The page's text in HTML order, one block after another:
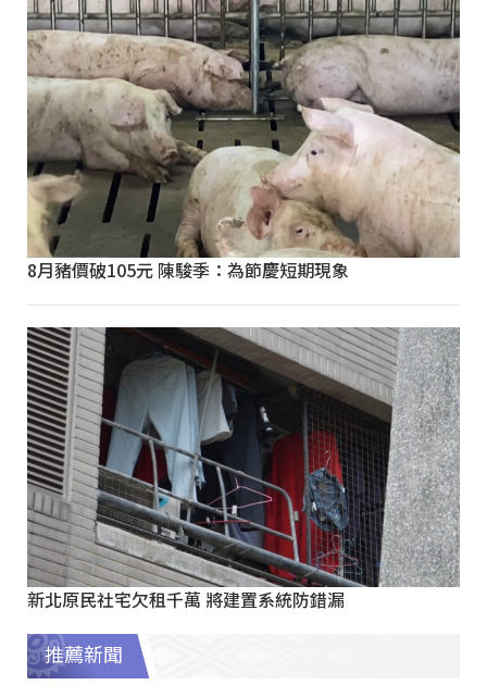
8月豬價破105元 陳駿季：為節慶短期現象
新北原民社宅欠租千萬 將建置系統防錯漏
推薦新聞